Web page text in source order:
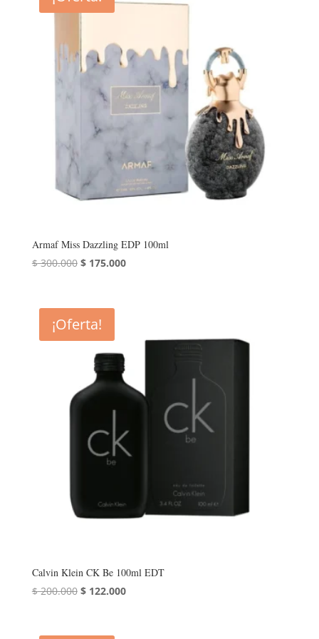
Armaf Miss Dazzling EDP 100ml
$300.000 El
era:
$ 300.000.
$175.000El
¡Oferta!
Calvin Klein CK Be 100ml EDT
$200.000 El
$122.000El